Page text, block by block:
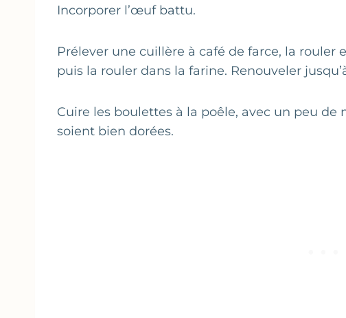
Incorporer l’œuf battu.
Prélever une cuillère à café de farce, la
puis la rouler dans la farine. Renouveler
Cuire les boulettes à la poêle, avec un peu de
soient bien dorées.